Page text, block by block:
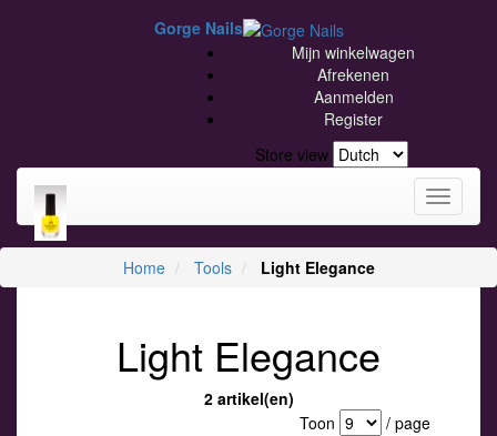
Gorge Nails
Mijn winkelwagen
Afrekenen
Aanmelden
Register
Store view
Toggle
Home Tools Light Elegance
Light Elegance
2 artikel(en)
Toon
/ page